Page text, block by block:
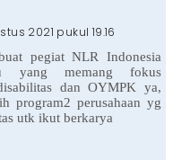
2021 pukul 19.16
pegiat NLR Indonesia
yang memang fokus
dan OYMPK ya,
program2 perusahaan yg
utk ikut berkarya